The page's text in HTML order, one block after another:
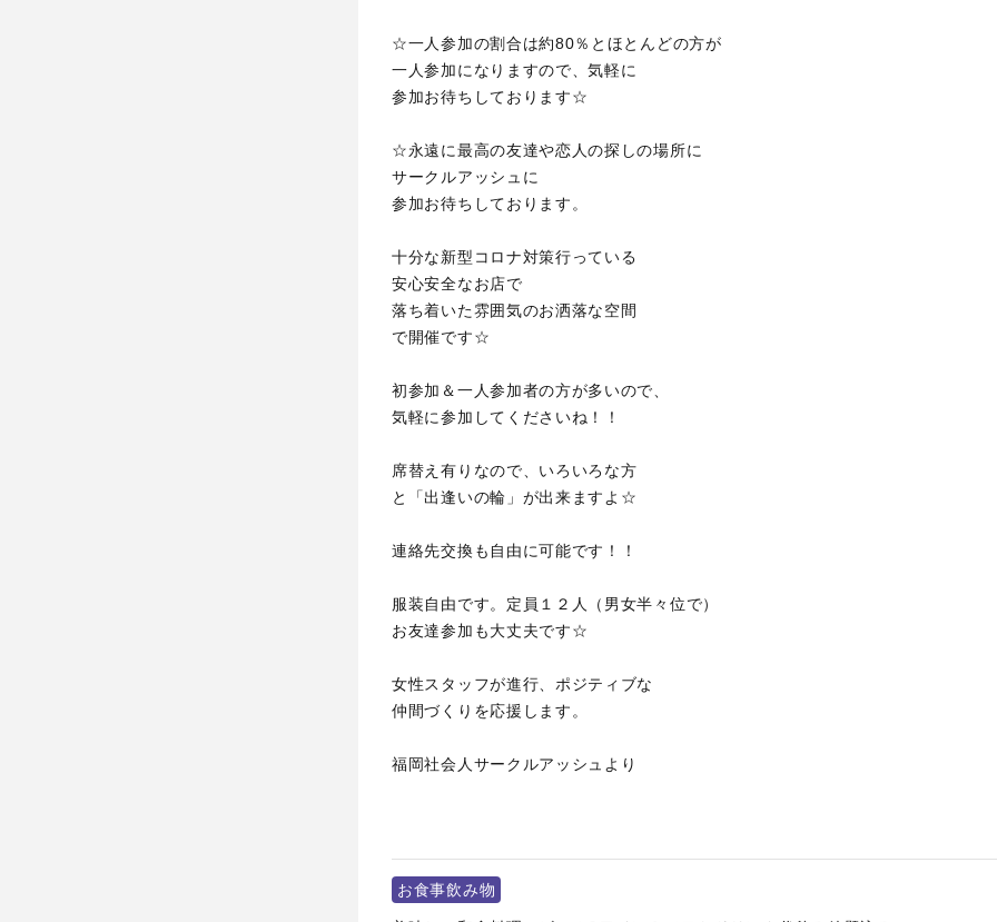
☆一人参加の割合は約80％とほとんどの方が
一人参加になりますので、気軽に
参加お待ちしております☆
☆永遠に最高の友達や恋人の探しの場所に
サークルアッシュに
参加お待ちしております。
十分な新型コロナ対策行っている
安心安全なお店で
落ち着いた雰囲気のお洒落な空間
で開催です☆
初参加＆一人参加者の方が多いので、
気軽に参加してくださいね！！
席替え有りなので、いろいろな方
と「出逢いの輪」が出来ますよ☆
連絡先交換も自由に可能です！！
服装自由です。定員１２人（男女半々位で）
お友達参加も大丈夫です☆
女性スタッフが進行、ポジティブな
仲間づくりを応援します。
福岡社会人サークルアッシュより
お食事飲み物